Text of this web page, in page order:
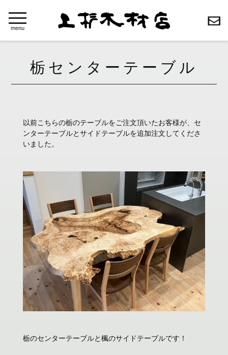
toggle
navigation
menu
栃センターテーブル
以前こちらの栃のテーブルをご注文頂いたお客様が、セ
ンターテーブルとサイドテーブルを追加注文してくださ
いました。
栃のセンターテーブルと楓のサイドテーブルです！